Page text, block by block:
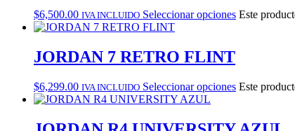
$6,500.00 IVA INCLUIDO Seleccionar opciones Este
JORDAN 7 RETRO FLINT
$6,299.00 IVA INCLUIDO Seleccionar opciones Este